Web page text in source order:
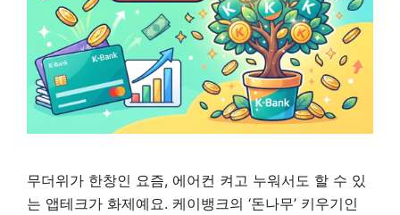
무더위가 한창인 요즘, 에어컨 켜고 누워서도 할 수 있
는 앱테크가 화제예요. 케이뱅크의 ‘돈나무’ 키우기인